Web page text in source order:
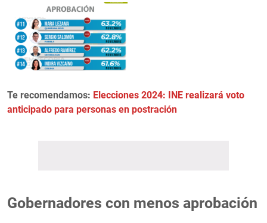
Te recomendamos: Elecciones 2024: INE realizará voto
anticipado para personas en postración
Gobernadores con menos aprobación